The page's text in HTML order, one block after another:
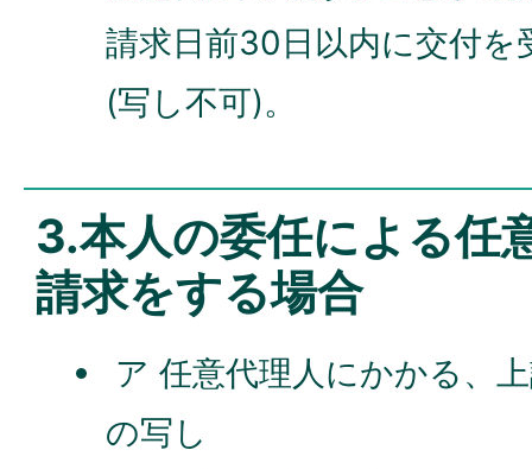
請求日前30日以内に交付
(写し不可)。
3.本人の委任による任
請求をする場合
ア 任意代理人にかかる、
の写し